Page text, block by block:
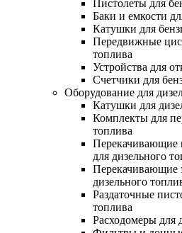
Пистолеты для
Баки и емкости
Катушки для
Передвижные
топлива
Устройства для
Счетчики для
Оборудование для
Катушки для
Комплекты для
топлива
Перекачивающие
для дизельного
Перекачивающие
дизельного
Раздаточные
топлива
Расходомеры для